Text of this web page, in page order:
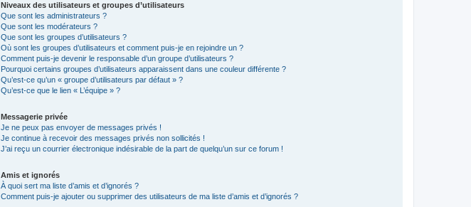
Niveaux des utilisateurs et groupes d’utilisateurs
Que sont les administrateurs ?
Que sont les modérateurs ?
Que sont les groupes d’utilisateurs ?
Où sont les groupes d’utilisateurs et comment puis-je en rejoindre un ?
Comment puis-je devenir le responsable d’un groupe d’utilisateurs ?
Pourquoi certains groupes d’utilisateurs apparaissent dans une couleur différente ?
Qu’est-ce qu’un « groupe d’utilisateurs par défaut » ?
Qu’est-ce que le lien « L’équipe » ?
Messagerie privée
Je ne peux pas envoyer de messages privés !
Je continue à recevoir des messages privés non sollicités !
J’ai reçu un courrier électronique indésirable de la part de quelqu’un sur ce forum !
Amis et ignorés
À quoi sert ma liste d’amis et d’ignorés ?
Comment puis-je ajouter ou supprimer des utilisateurs de ma liste d’amis et d’ignorés ?